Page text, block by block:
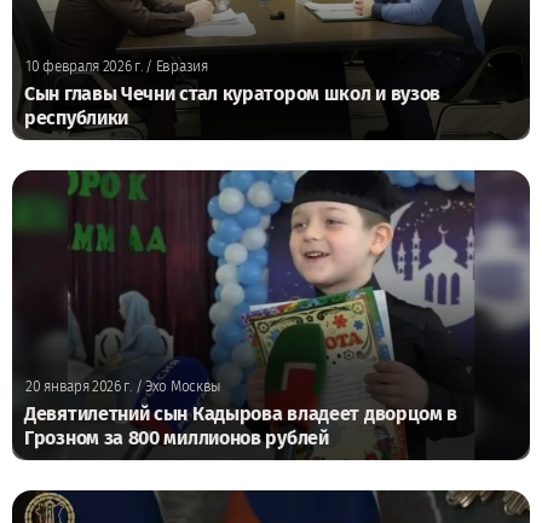
10 февраля 2026 г. / Евразия
Сын главы Чечни стал куратором школ и вузов
республики
20 января 2026 г./ Эхо Москвы
Девятилетний сын Кадырова владеет дворцом в
Грозном за 800 миллионов рублей